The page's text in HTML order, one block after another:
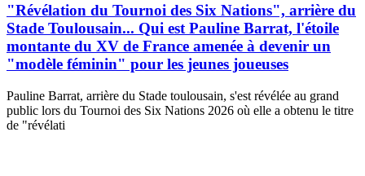
"Révélation du Tournoi des Six Nations", arrière du
Stade Toulousain... Qui est Pauline Barrat, l'étoile
montante du XV de France amenée à devenir un
"modèle féminin" pour les jeunes joueuses
Pauline Barrat, arrière du Stade toulousain, s'est révélée au grand
public lors du Tournoi des Six Nations 2026 où elle a obtenu le titre
de "révélati